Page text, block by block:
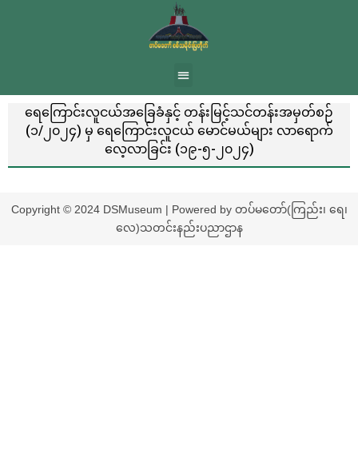
ရေကြောင်းလူငယ်အခြေခံနှင့် တန်းမြင့်သင်တန်းအမှတ်စဉ်
(၁/၂၀၂၄) မှ ရေကြောင်းလူငယ် မောင်မယ်များ လာရောက်
လေ့လာခြင်း (၁၉-၅-၂၀၂၄)
Copyright © 2024 DSMuseum | Powered by တပ်မတော်(ကြည်း၊ ရေ၊
လေ)သတင်းနည်းပညာဌာန